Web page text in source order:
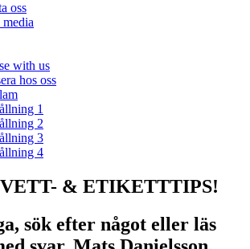
oss
with us
hos oss
1
2
3
4
VETT- & ETIKETTTIPS!
sök efter något eller läs